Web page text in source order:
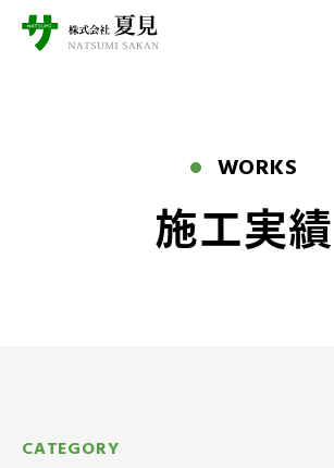
WORKS
施工実績
CATEGORY